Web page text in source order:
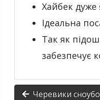
Хайбек дуже
Ідеальна
Так як
забезпечує
Черевики